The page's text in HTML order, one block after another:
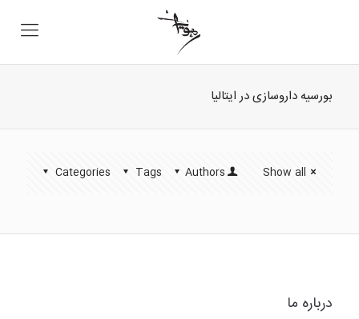
بورسیه داروسازی در ایتالیا
Categories Tags Authors Show all
درباره ما